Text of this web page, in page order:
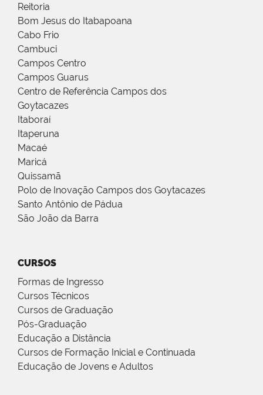
Reitoria
Bom Jesus do Itabapoana
Cabo Frio
Cambuci
Campos Centro
Campos Guarus
Centro de Referência Campos dos
Goytacazes
Itaboraí
Itaperuna
Macaé
Maricá
Quissamã
Polo de Inovação Campos dos Goytacazes
Santo Antônio de Pádua
São João da Barra
CURSOS
Formas de Ingresso
Cursos Técnicos
Cursos de Graduação
Pós-Graduação
Educação a Distância
Cursos de Formação Inicial e Continuada
Educação de Jovens e Adultos